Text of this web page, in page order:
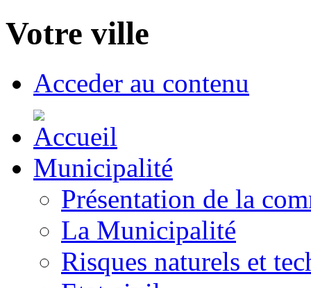
Votre ville
Acceder au contenu
Municipalité
Présentation de la
La Municipalité
Risques naturels et